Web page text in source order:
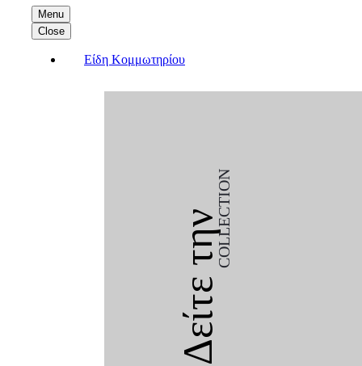
Menu
Close
Είδη Κομμωτηρίου
Δείτε τηνCOLLECTION